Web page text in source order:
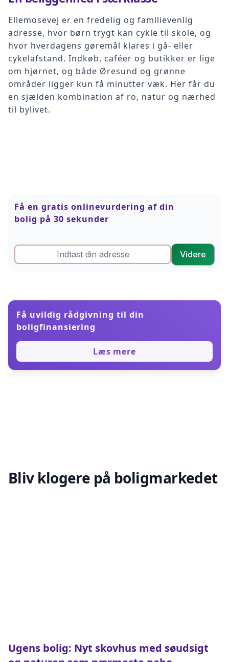
Ellemosevej er en fredelig og familievenlig
adresse, hvor børn trygt kan cykle til skole, og
hvor hverdagens gøremål klares i gå- eller
cykelafstand. Indkøb, caféer og butikker er lige
om hjørnet, og både Øresund og grønne
områder ligger kun få minutter væk. Her får du
en sjælden kombination af ro, natur og nærhed
til bylivet.
Få en gratis onlinevurdering af din
bolig på 30 sekunder
Få uvildig rådgivning til din
boligfinansiering
Læs mere
Bliv klogere på boligmarkedet
Ugens bolig: Nyt skovhus med søudsigt